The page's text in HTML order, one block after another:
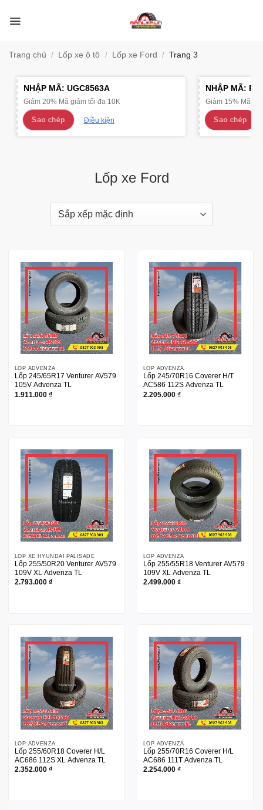
qua
Trang chủ / Lốp xe ô tô / Lốp xe Ford / Trang 3
NHẬP MÃ: UGC8563A
Giảm 20% Mã giảm tối đa 10K
Sao chép Điều kiện
NHẬP MÃ:
Giảm 15% Mã
Sao chép
Lốp xe Ford
LỐP ADVENZA
Lốp 245/65R17 Venturer AV579
105V Advenza TL
1.911.000 ₫
LỐP ADVENZA
Lốp 245/70R16 Coverer H/T
AC586 112S Advenza TL
2.205.000 ₫
LỐP XE HYUNDAI PALISADE
Lốp 255/50R20 Venturer AV579
109V XL Advenza TL
2.793.000 ₫
LỐP ADVENZA
Lốp 255/55R18 Venturer AV579
109V XL Advenza TL
2.499.000 ₫
LỐP ADVENZA
Lốp 255/60R18 Coverer H/L
AC686 112S XL Advenza TL
2.352.000 ₫
LỐP ADVENZA
Lốp 255/70R16 Coverer H/L
AC686 111T Advenza TL
2.254.000 ₫